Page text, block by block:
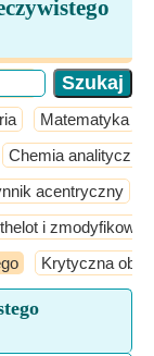
Matematyka
Chemia analityczna
acentryczny
i
Krytyczna